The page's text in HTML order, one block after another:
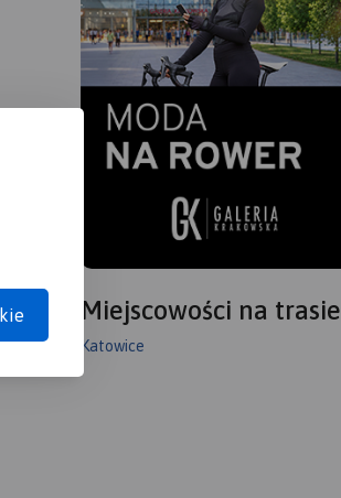
Miejscowości na trasie
Katowice